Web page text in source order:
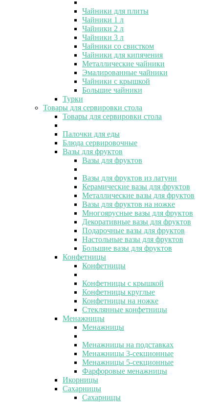
Чайники для плиты
Чайники 1 л
Чайники 2 л
Чайники 3 л
Чайники со свистком
Чайники для кипячения
Металлические чайники
Эмалированные чайники
Чайники с крышкой
Большие чайники
Турки
Товары для сервировки стола
Товары для сервировки стола
Палочки для еды
Блюда сервировочные
Вазы для фруктов
Вазы для фруктов
Вазы для фруктов из латуни
Керамические вазы для фруктов
Металлические вазы для фруктов
Вазы для фруктов на ножке
Многоярусные вазы для фруктов
Декоративные вазы для фруктов
Подарочные вазы для фруктов
Настольные вазы для фруктов
Большие вазы для фруктов
Конфетницы
Конфетницы
Конфетницы с крышкой
Конфетницы круглые
Конфетницы на ножке
Стеклянные конфетницы
Менажницы
Менажницы
Менажницы на подставках
Менажницы 3-секционные
Менажницы 5-секционные
Фарфоровые менажницы
Икорницы
Сахарницы
Сахарницы